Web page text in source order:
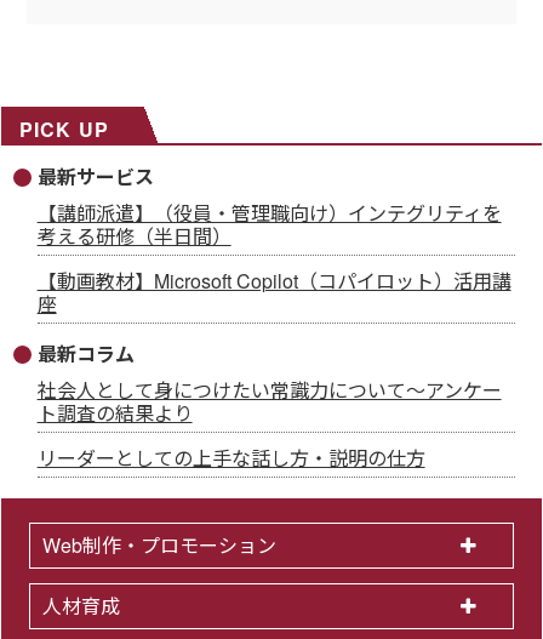
PICK UP
最新サービス
【講師派遣】（役員・管理職向け）インテグリティを
考える研修（半日間）
【動画教材】Microsoft Copilot（コパイロット）活用講
座
最新コラム
社会人として身につけたい常識力について～アンケー
ト調査の結果より
リーダーとしての上手な話し方・説明の仕方
Web制作・プロモーション
人材育成